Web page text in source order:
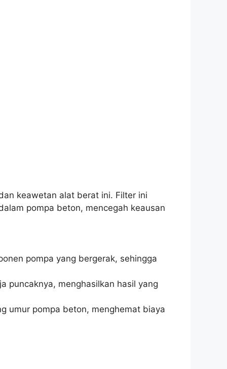
keawetan alat berat ini. Filter ini
pompa beton, mencegah keausan
pompa yang bergerak, sehingga
puncaknya, menghasilkan hasil yang
umur pompa beton, menghemat biaya